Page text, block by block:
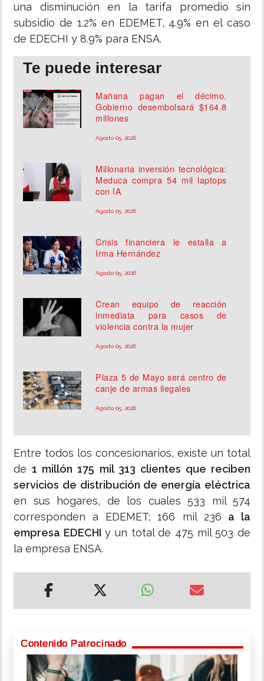
una disminución en la tarifa promedio sin
subsidio de 1.2% en EDEMET, 4.9% en el caso
de EDECHI y 8.9% para ENSA.
Te puede interesar
Mañana pagan el décimo.
Gobierno desembolsará $164.8
millones
Agosto 05, 2026
Millonaria inversión tecnológica:
Meduca compra 54 mil laptops
con IA
Agosto 05, 2026
Crisis financiera le estalla a
Irma Hernández
Agosto 05, 2026
Crean equipo de reacción
inmediata para casos de
violencia contra la mujer
Agosto 05, 2026
Plaza 5 de Mayo será centro de
canje de armas ilegales
Agosto 05, 2026
Entre todos los concesionarios, existe un total
de1 millón 175 mil 313 clientes que reciben
servicios de distribución de energía eléctrica
en sus hogares, de los cuales 533 mil 574
corresponden a EDEMET; 166 mil 236 a la
empresa EDECHI y un total de 475 mil 503 de
la empresa ENSA.
Contenido Patrocinado